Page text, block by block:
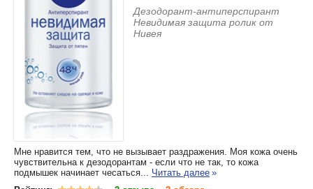
Дезодорант-антиперспирант
Невидимая защита ролик от
Нивея
Мне нравится тем, что не вызывает раздражения. Моя кожа очень
чувствительна к дезодорантам - если что не так, то кожа
подмышек начинает чесаться... Читать далее »